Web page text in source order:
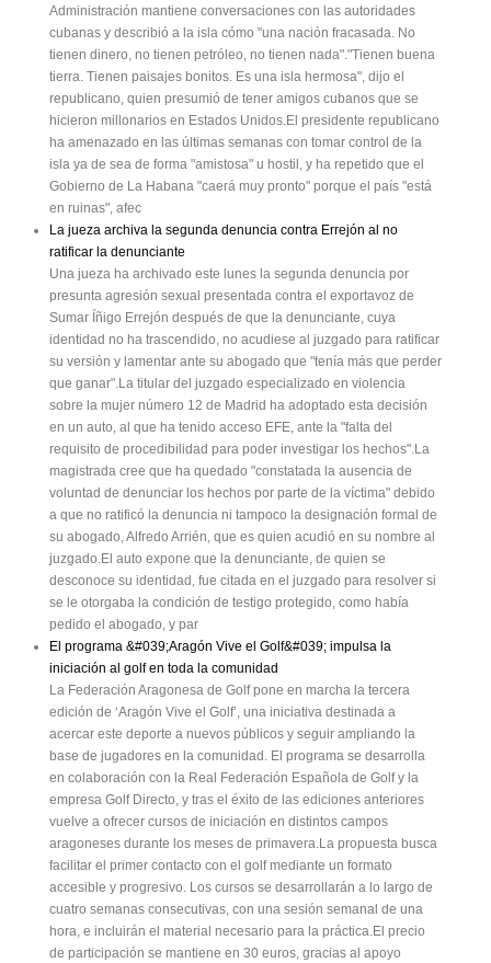
Administración mantiene conversaciones con las autoridades
cubanas y describió a la isla cómo "una nación fracasada. No
tienen dinero, no tienen petróleo, no tienen nada"."Tienen buena
tierra. Tienen paisajes bonitos. Es una isla hermosa", dijo el
republicano, quien presumió de tener amigos cubanos que se
hicieron millonarios en Estados Unidos.El presidente republicano
ha amenazado en las últimas semanas con tomar control de la
isla ya de sea de forma "amistosa" u hostil, y ha repetido que el
Gobierno de La Habana "caerá muy pronto" porque el país "está
en ruinas", afec
La jueza archiva la segunda denuncia contra Errejón al no
ratificar la denunciante
Una jueza ha archivado este lunes la segunda denuncia por
presunta agresión sexual presentada contra el exportavoz de
Sumar Íñigo Errejón después de que la denunciante, cuya
identidad no ha trascendido, no acudiese al juzgado para ratificar
su versión y lamentar ante su abogado que "tenía más que perder
que ganar".La titular del juzgado especializado en violencia
sobre la mujer número 12 de Madrid ha adoptado esta decisión
en un auto, al que ha tenido acceso EFE, ante la "falta del
requisito de procedibilidad para poder investigar los hechos".La
magistrada cree que ha quedado "constatada la ausencia de
voluntad de denunciar los hechos por parte de la víctima" debido
a que no ratificó la denuncia ni tampoco la designación formal de
su abogado, Alfredo Arrién, que es quien acudió en su nombre al
juzgado.El auto expone que la denunciante, de quien se
desconoce su identidad, fue citada en el juzgado para resolver si
se le otorgaba la condición de testigo protegido, como había
pedido el abogado, y par
El programa &#039;Aragón Vive el Golf&#039; impulsa la
iniciación al golf en toda la comunidad
La Federación Aragonesa de Golf pone en marcha la tercera
edición de ‘Aragón Vive el Golf’, una iniciativa destinada a
acercar este deporte a nuevos públicos y seguir ampliando la
base de jugadores en la comunidad. El programa se desarrolla
en colaboración con la Real Federación Española de Golf y la
empresa Golf Directo, y tras el éxito de las ediciones anteriores
vuelve a ofrecer cursos de iniciación en distintos campos
aragoneses durante los meses de primavera.La propuesta busca
facilitar el primer contacto con el golf mediante un formato
accesible y progresivo. Los cursos se desarrollarán a lo largo de
cuatro semanas consecutivas, con una sesión semanal de una
hora, e incluirán el material necesario para la práctica.El precio
de participación se mantiene en 30 euros, gracias al apoyo